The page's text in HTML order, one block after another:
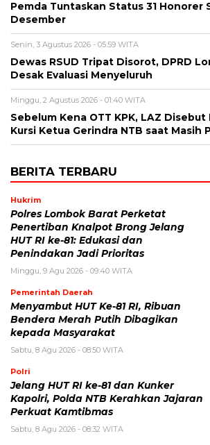
Pemda Tuntaskan Status 31 Honorer
Desember
Senin, 3 Agustus 2026 - 05:59 WITA
Dewas RSUD Tripat Disorot, DPRD
Desak Evaluasi Menyeluruh
Minggu, 2 Agustus 2026 - 01:40 WITA
Sebelum Kena OTT KPK, LAZ
Kursi Ketua Gerindra NTB saat Masih
BERITA TERBARU
Hukrim
Polres Lombok Barat Perketat
Penertiban Knalpot Brong Jelang
HUT RI ke-81: Edukasi dan
Penindakan Jadi Prioritas
Minggu, 9 Agu 2026 - 09:40 WITA
Pemerintah Daerah
Menyambut HUT Ke-81 RI, Ribuan
Bendera Merah Putih Dibagikan
kepada Masyarakat
Sabtu, 8 Agu 2026 - 08:50 WITA
Polri
Jelang HUT RI ke-81 dan Kunker
Kapolri, Polda NTB Kerahkan Jajaran
Perkuat Kamtibmas
Sabtu, 8 Agu 2026 - 08:32 WITA